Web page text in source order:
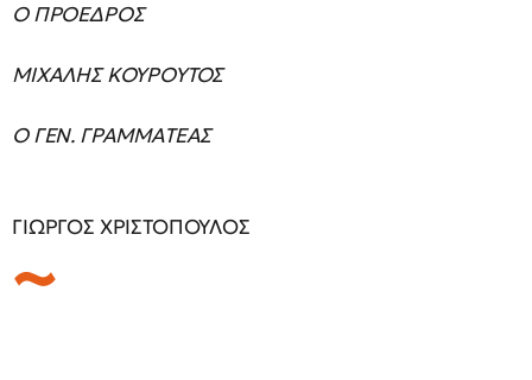
Ο ΠΡΟΕΔΡΟΣ
ΜΙΧΑΛΗΣ ΚΟΥΡΟΥΤΟΣ
Ο ΓΕΝ. ΓΡΑΜΜΑΤΕΑΣ
ΓΙΩΡΓΟΣ ΧΡΙΣΤΟΠΟΥΛΟΣ